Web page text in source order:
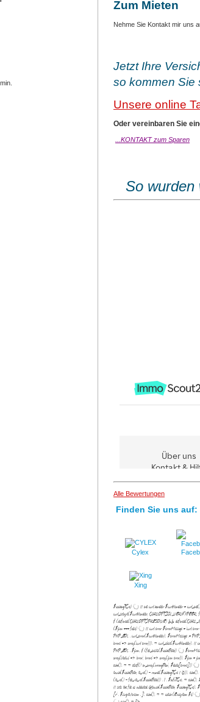
Zum Mieten
Nehme Sie Kontakt mir uns
Jetzt Ihre
so kommen Sie
Unsere online
Oder vereinbaren Sie
...KONTAKT zum Sparen
So wurden
Alle Bewertungen
Finden Sie uns auf:
Cylex
Xing
$cachingTime) { // init curl handler $curlHandler =
curl_setopt($curlHandler, CURLOPT_SSL_VERIFYPEER,
if (defined('CURLOPT_IPRESOLVE') &&
($json === false) { // curl error $errorMessage = 'curl error
PHP_EOL . curl_error($curlHandler); $errorMessage .=
'errors' => array('curl error'))); } curl_close($curlHandler); //
PHP_EOL . $json; if (file_exists($cachePath)) {
array('status' => 'error', 'errors' => array('json error')); $json
echo(''); } } elseif(! in_array('wrongPlan', $data['errors'])) {
touch($cachePath, time() - round($cachingTime / 10)); echo('
(time() - filemtime($cachePath))) . '/' . $infoTime; } echo('');
// sets the file as outdated @touch($cachePath,
[v' . $scriptVersion . ']'; echo(''); } } catch (Exception $e) {